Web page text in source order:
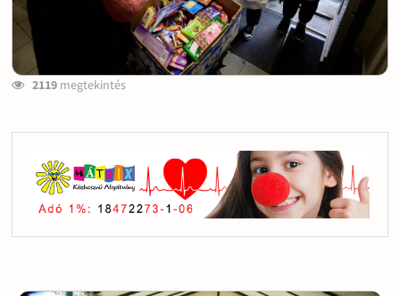
2119megtekintés